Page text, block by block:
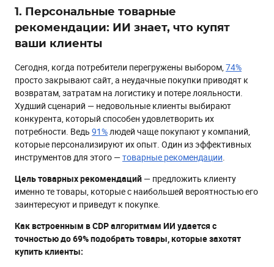
1. Персональные товарные
рекомендации: ИИ знает, что купят
ваши клиенты
Сегодня, когда потребители перегружены выбором,74%
просто закрывают сайт, а неудачные покупки приводят к
возвратам, затратам на логистику и потере лояльности.
Худший сценарий — недовольные клиенты выбирают
конкурента, который способен удовлетворить их
потребности. Ведь 91%людей чаще покупают у компаний,
которые персонализируют их опыт. Один из эффективных
инструментов для этого —товарные рекомендации.
Цель товарных рекомендаций — предложить клиенту
именно те товары, которые с наибольшей вероятностью его
заинтересуют и приведут к покупке.
Как встроенным в CDP алгоритмам ИИ удается с
точностью до 69% подобрать товары, которые захотят
купить клиенты: